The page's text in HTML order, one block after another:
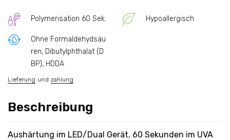
Polymerisation 60 Sek. Hypoallergisch
Ohne Formaldehydsäu
ren, Dibutylphthalat (D
BP), HDDA
Lieferung und zahlung
Beschreibung
Aushärtung im LED/Dual Gerät, 60 Sekunden im UVA